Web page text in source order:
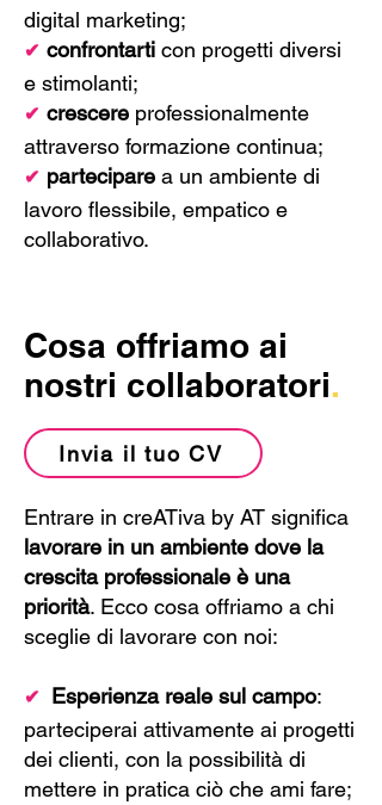
digital marketing;
✔ confrontarticon progetti diversi
e stimolanti;
✔ crescereprofessionalmente
attraverso formazione continua;
✔ parteciparea un ambiente di
lavoro flessibile, empatico e
collaborativo.
Cosa offriamo ai
nostri collaboratori.
Invia il tuo CV
Entrare in creATiva by AT significa
lavorare in un ambiente dove la
crescita professionale è una
priorità. Ecco cosa offriamo a chi
sceglie di lavorare con noi:
✔ Esperienza reale sul campo:
parteciperai attivamente ai progetti
dei clienti, con la possibilità di
mettere in pratica ciò che ami fare;